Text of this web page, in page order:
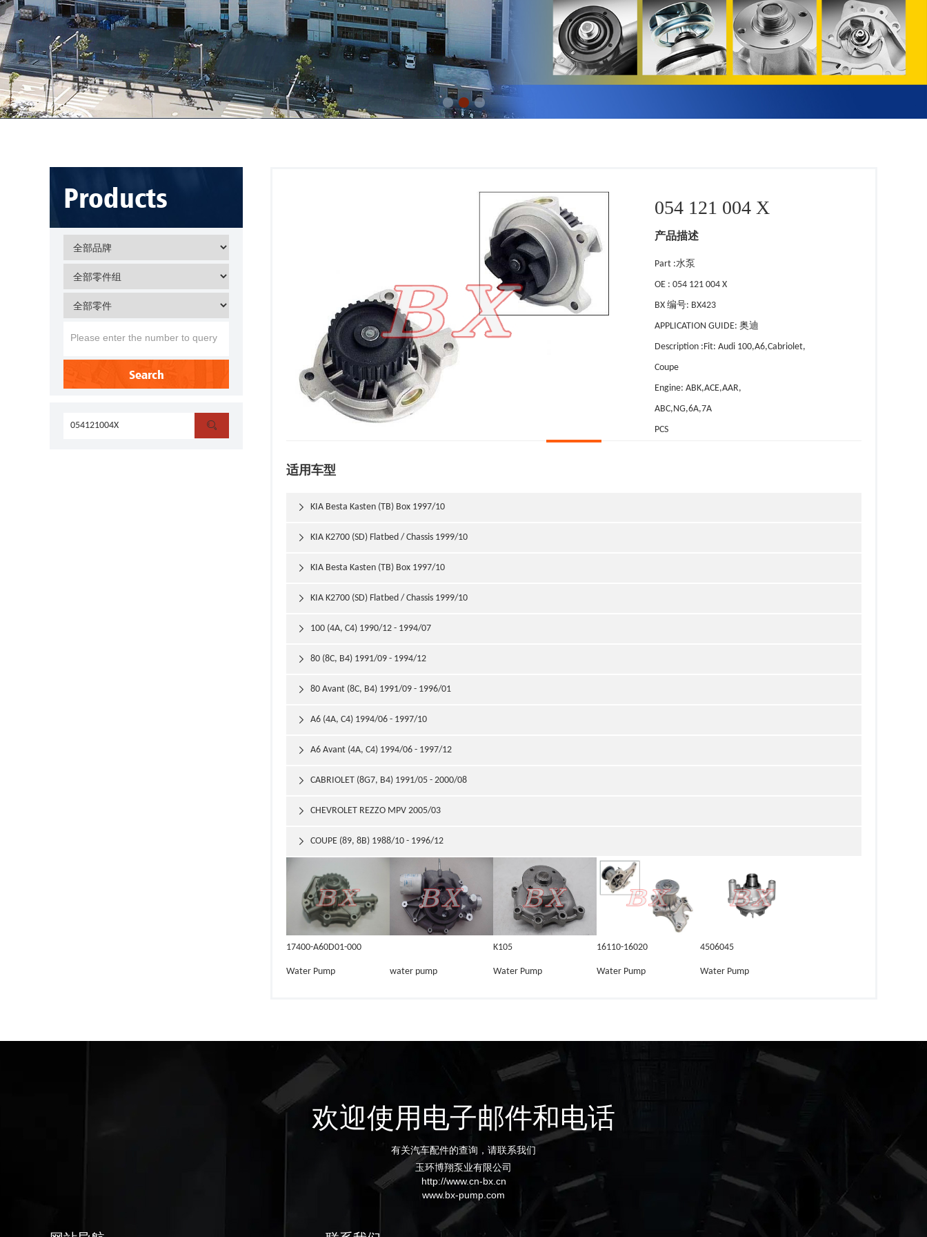
Products
Search

054 121 004 X
产品描述
Part :水泵
OE : 054 121 004 X
BX 编号: BX423
APPLICATION GUIDE: 奥迪
Description :Fit: Audi 100,A6,Cabriolet,
Coupe
Engine: ABK,ACE,AAR,
ABC,NG,6A,7A
PCS
适用车型
KIA Besta Kasten (TB) Box 1997/10

KIA K2700 (SD) Flatbed / Chassis 1999/10

KIA Besta Kasten (TB) Box 1997/10

KIA K2700 (SD) Flatbed / Chassis 1999/10

100 (4A, C4) 1990/12 - 1994/07

80 (8C, B4) 1991/09 - 1994/12

80 Avant (8C, B4) 1991/09 - 1996/01

A6 (4A, C4) 1994/06 - 1997/10

A6 Avant (4A, C4) 1994/06 - 1997/12

CABRIOLET (8G7, B4) 1991/05 - 2000/08

CHEVROLET REZZO MPV 2005/03

COUPE (89, 8B) 1988/10 - 1996/12

17400-A60D01-000
Water Pump water pump
K105
Water Pump
16110-16020
Water Pump
4506045
Water Pump
欢迎使用电子邮件和电话
有关汽车配件的查询，请联系我们
玉环博翔泵业有限公司
http://www.cn-bx.cn
www.bx-pump.com